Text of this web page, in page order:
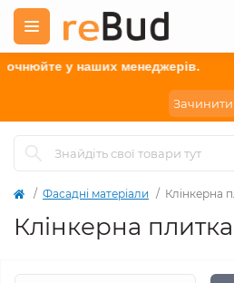
менеджерів.
Зачинити
Фасадні матеріали Клінкерна
Клінкерна плитка